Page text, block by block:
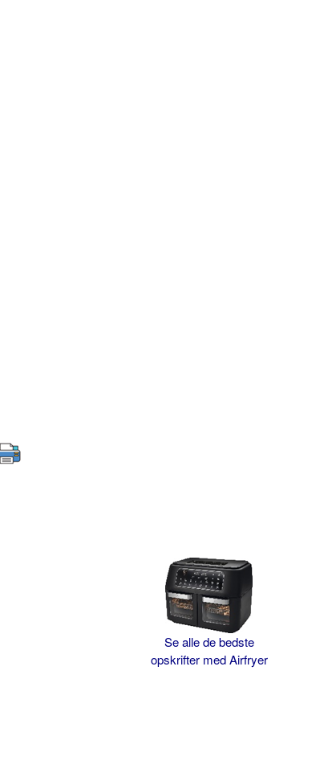
Se alle de bedste
opskrifter med Airfryer